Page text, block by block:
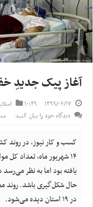
آغاز پیک جدیدِ
۱۳۹۹/۰۶/۱۷ ۱۰:۴۹
دیدگاه خود را بیان کنید
۱۴ شهریور ماه، تعداد
یافته بود اما به نظر
حال شکل‌گیری باشد.
در ۱۹ استان دیده می‌شود.